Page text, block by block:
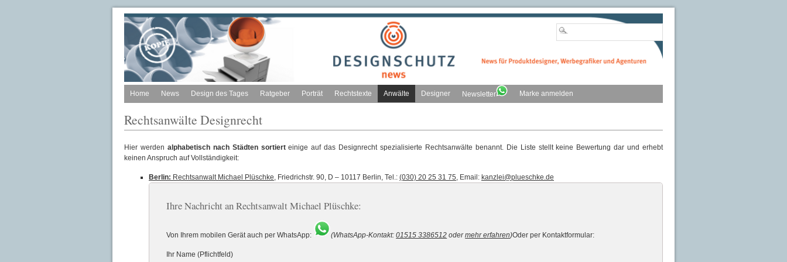
Home News Design des Tages Ratgeber Porträt Rechtstexte Anwälte Designer Newsletter Marke anmelden
Rechtsanwälte Designrecht
Hier werden alphabetisch nach Städten sortierteinige auf das Designrecht spezialisierte Rechtsanwälte benannt. Die Liste stellt keine Bewertung dar und erhebt
keinen Anspruch auf Vollständigkeit:
Berlin: Rechtsanwalt Michael Plüschke, Friedrichstr. 90, D – 10117 Berlin, Tel.: (030) 20 25 31 75, Email: kanzlei@plueschke.de
Ihre Nachricht an Rechtsanwalt Michael Plüschke:
Von Ihrem mobilen Gerät auch per WhatsApp: (WhatsApp-Kontakt:01515 3386512 odermehr erfahren)Oder per Kontaktformular:
Ihr Name (Pflichtfeld)